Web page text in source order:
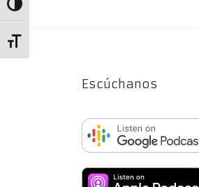
Alternar alto contraste
Alternar tamaño de letra
Escúchanos